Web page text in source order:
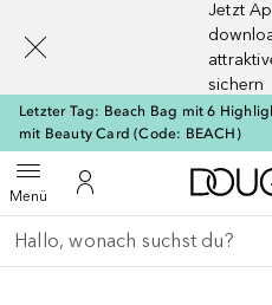
Jetzt
sichern
Letzter Tag: Beach Bag mit 6
mit Beauty Card (Code: BEACH)
MenüMenü öffnenZu Meinem
Gehe zurück
Suche ausführen
[navigation.slideout.screenreader]